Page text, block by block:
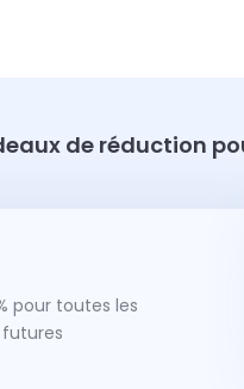
de réduction
pour toutes les